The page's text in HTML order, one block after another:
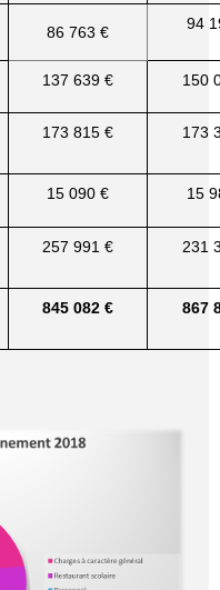
86 763 € 94
137 639 € 150
173 815 € 173
15 090 € 15
257 991 € 231
845 082 € 867